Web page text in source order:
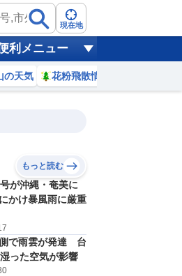
現在地
利メニュー
の天気 花粉飛散情報
11
0ミリ
32
12
0ミリ
13
0ミリ
もっと読む
が沖縄・奄美に
かけ暴風雨に厳重
で雨雲が発達 台
った空気が影響